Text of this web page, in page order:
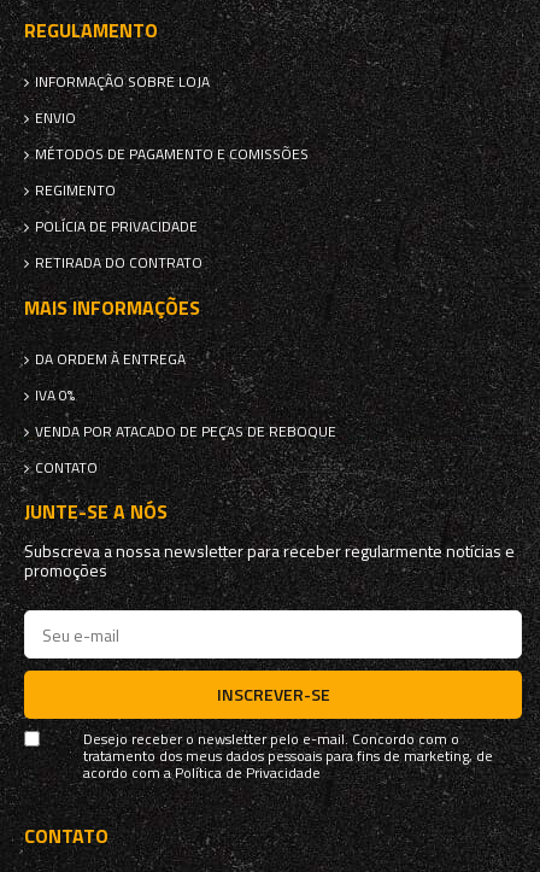
REGULAMENTO
INFORMAÇÃO SOBRE LOJA
ENVIO
MÉTODOS DE PAGAMENTO E COMISSÕES
REGIMENTO
POLÍCIA DE PRIVACIDADE
RETIRADA DO CONTRATO
MAIS INFORMAÇÕES
DA ORDEM À ENTREGA
IVA 0%
VENDA POR ATACADO DE PEÇAS DE REBOQUE
CONTATO
JUNTE-SE A NÓS
Subscreva a nossa newsletter para receber regularmente notícias e
promoções
INSCREVER-SE
Desejo receber o newsletter pelo e-mail. Concordo com o
tratamento dos meus dados pessoais para fins de marketing, de
acordo com aPolítica de Privacidade
CONTATO